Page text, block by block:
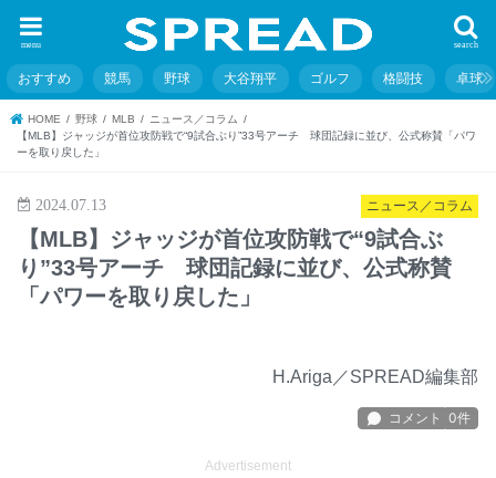
search
menu
おすすめ 競馬 野球 大谷翔平 ゴルフ 格闘技 卓球
HOME 野球 MLB
ニュース／コラム
【MLB】ジャッジが首位攻防戦で“9試合ぶり”33号アーチ 球団記録に並び、公式称賛「パワ
ーを取り戻した」
ニュース／コラム
2024.07.13
【MLB】ジャッジが首位攻防戦で“9試合ぶ
り”33号アーチ 球団記録に並び、公式称賛
「パワーを取り戻した」
H.Ariga／SPREAD編集部
Advertisement